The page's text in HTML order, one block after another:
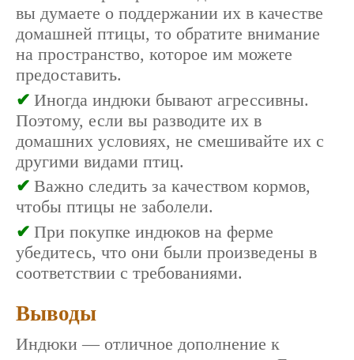
вы думаете о поддержании их в качестве
домашней птицы, то обратите внимание
на пространство, которое им можете
предоставить.
Иногда индюки бывают агрессивны.
Поэтому, если вы разводите их в
домашних условиях, не смешивайте их с
другими видами птиц.
Важно следить за качеством кормов,
чтобы птицы не заболели.
При покупке индюков на ферме
убедитесь, что они были произведены в
соответствии с требованиями.
Выводы
Индюки — отличное дополнение к